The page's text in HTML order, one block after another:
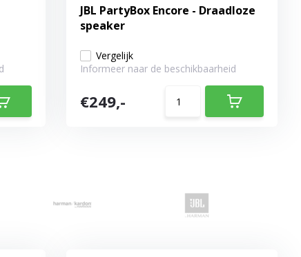
JBL PartyBox Encore - Draadloze
speaker
Vergelijk
Informeer naar de beschikbaarheid
€249,-